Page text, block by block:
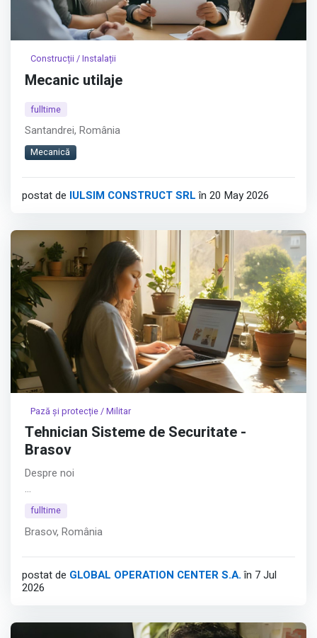
Construcții / Instalații
Mecanic utilaje
fulltime
Santandrei, România
Mecanică
postat de IULSIM CONSTRUCT SRL în 20 May 2026
Pază și protecție / Militar
Tehnician Sisteme de Securitate -
Brasov
Despre noi
Hyperfy® aduce inovația în securitatea fizică. În ADN-ul
în întregime intern, cu obiectivul de a depăși limitările date
fulltime
Brasov, România
postat de GLOBAL OPERATION CENTER S.A. în 7 Jul
2026